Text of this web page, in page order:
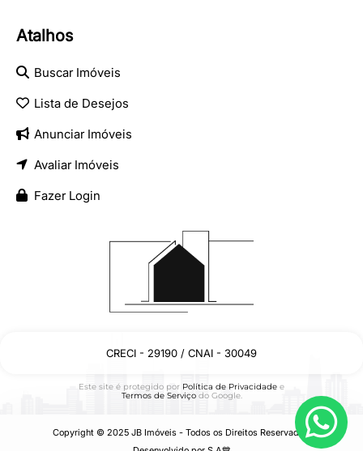
Atalhos
Buscar Imóveis
Lista de Desejos
Anunciar Imóveis
Avaliar Imóveis
Fazer Login
CRECI - 29190 / CNAI - 30049
Este site é protegido por Política de Privacidade e
Termos de Serviçodo Google.
Copyright © 2025 JB Imóveis - Todos os Direitos Reservados.